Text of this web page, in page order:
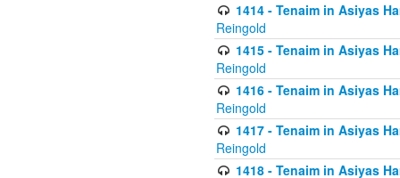
1414 - Tenaim in Asiyas
Reingold
1415 - Tenaim in Asiyas
Reingold
1416 - Tenaim in Asiyas
Reingold
1417 - Tenaim in Asiyas
Reingold
1418 - Tenaim in Asiyas